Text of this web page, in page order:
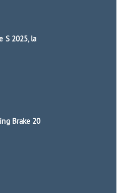
S 2025, la
Brake 20